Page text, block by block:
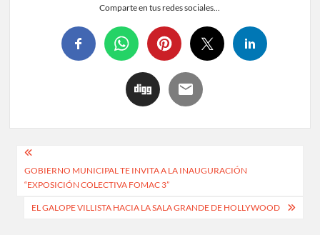
Comparte en tus redes sociales...
GOBIERNO MUNICIPAL TE INVITA A LA INAUGURACIÓN
“EXPOSICIÓN COLECTIVA FOMAC 3”
EL GALOPE VILLISTA HACIA LA SALA GRANDE DE HOLLYWOOD